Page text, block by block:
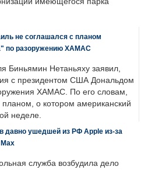
не соглашался с планом
по разоружению ХАМАС
Биньямин Нетаньяху заявил,
с президентом США Дональдом
ХАМАС. По его словам,
о котором американский
неделе.
давно ушедшей из РФ Apple из-за
служба возбудила дело